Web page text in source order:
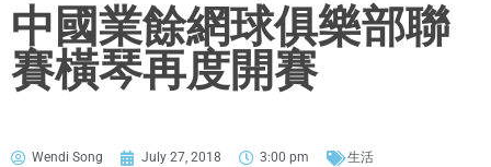
中國業餘網球俱樂部聯
賽橫琴再度開賽
Wendi Song July 27, 2018 3:00 pm 生活